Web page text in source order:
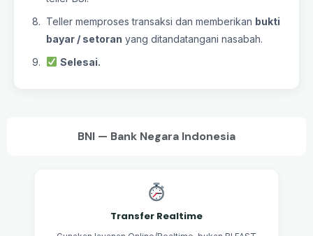
BNI — Bank Negara Indonesia
Teller memproses transaksi dan memberikan bukti
bayar / setoran yang ditandatangani nasabah.
Selesai.
Transfer Realtime